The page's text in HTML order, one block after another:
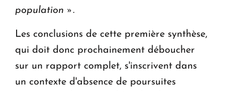
population ».
Les conclusions de cette première synthèse,
qui doit donc prochainement déboucher
sur un rapport complet, s'inscrivent dans
un contexte d'absence de poursuites